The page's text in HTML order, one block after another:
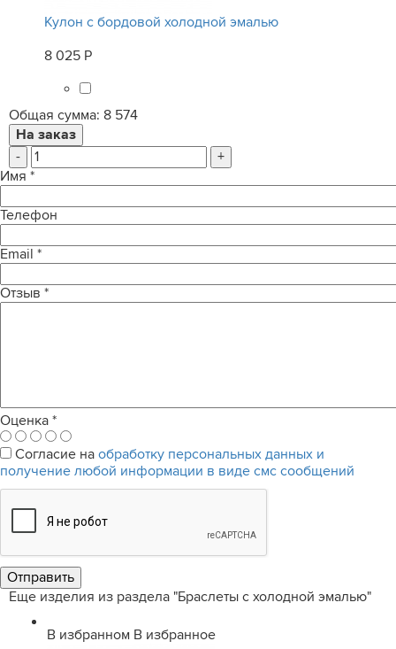
Кулон с бордовой холодной эмалью
8 025 Р
Общая сумма: 8 574
-
+
Имя *
Телефон
Email *
Отзыв *
Оценка *
Согласие на обработку персональных данных и
получение любой информации в виде смс сообщений
Еще изделия из раздела "Браслеты с холодной эмалью"
В избранном В избранное